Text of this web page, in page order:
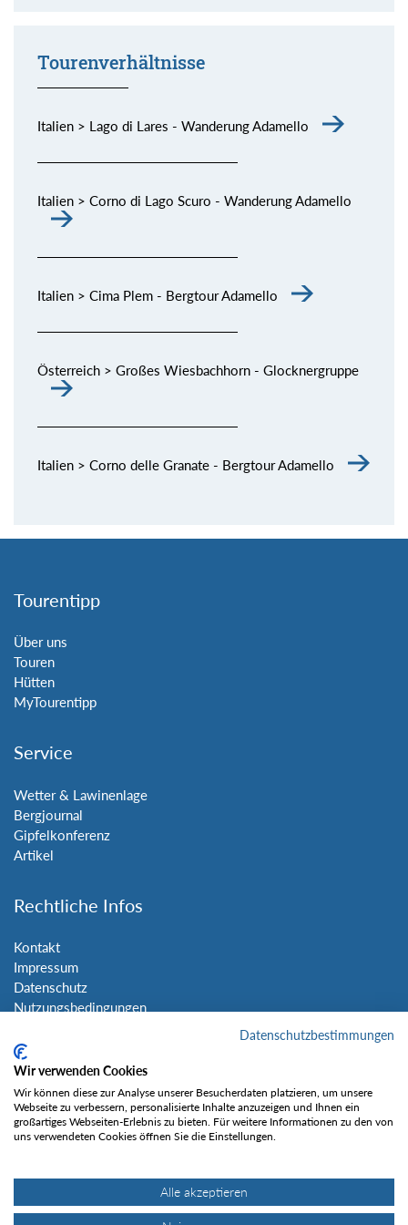
Tourenverhältnisse
Italien > Lago di Lares - Wanderung Adamello
Italien > Corno di Lago Scuro - Wanderung Adamello
Italien > Cima Plem - Bergtour Adamello
Österreich > Großes Wiesbachhorn - Glocknergruppe
Italien > Corno delle Granate - Bergtour Adamello
Tourentipp
Über uns
Touren
Hütten
MyTourentipp
Service
Wetter & Lawinenlage
Bergjournal
Gipfelkonferenz
Artikel
Rechtliche Infos
Kontakt
Impressum
Datenschutz
Nutzungsbedingungen
Social Media
Gefällt mir
Datenschutzbestimmungen
Wir verwenden Cookies
Wir können diese zur Analyse unserer Besucherdaten platzieren, um unsere
Webseite zu verbessern, personalisierte Inhalte anzuzeigen und Ihnen ein
großartiges Webseiten-Erlebnis zu bieten. Für weitere Informationen zu den von
uns verwendeten Cookies öffnen Sie die Einstellungen.
Alle akzeptieren